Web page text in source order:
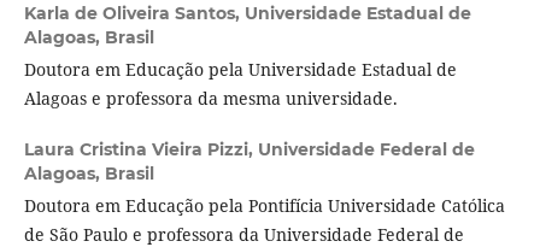
Karla de Oliveira Santos, Universidade Estadual de
Alagoas, Brasil
Doutora em Educação pela Universidade Estadual de
Alagoas e professora da mesma universidade.
Laura Cristina Vieira Pizzi, Universidade Federal de
Alagoas, Brasil
Doutora em Educação pela Pontifícia Universidade Católica
de São Paulo e professora da Universidade Federal de